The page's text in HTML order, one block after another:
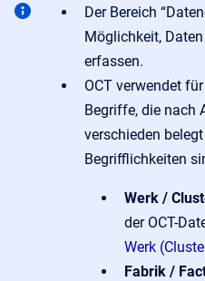
Der Bereich
Möglichkeit,
erfassen.
OCT verwendet
Begriffe, die nach
verschieden
Begrifflichkeiten
Werk /
der OCT-
Werk
Fabrik /